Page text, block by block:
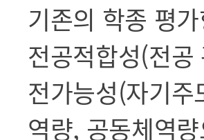
기존의 학종 평
전공적합성(전
전가능성(자기
역량, 공동체역